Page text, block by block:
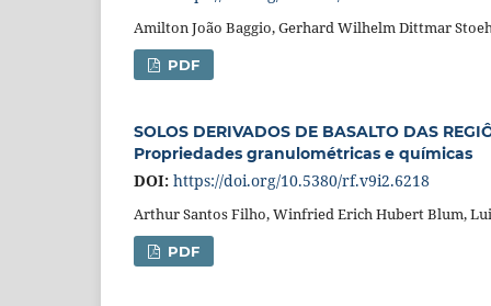
Amilton João Baggio, Gerhard Wilhelm Dittmar
PDF
SOLOS DERIVADOS DE BASALTO DAS
Propriedades granulométricas e químicas
DOI: https://doi.org/10.5380/rf.v9i2.6218
Arthur Santos Filho, Winfried Erich Hubert Blum,
PDF